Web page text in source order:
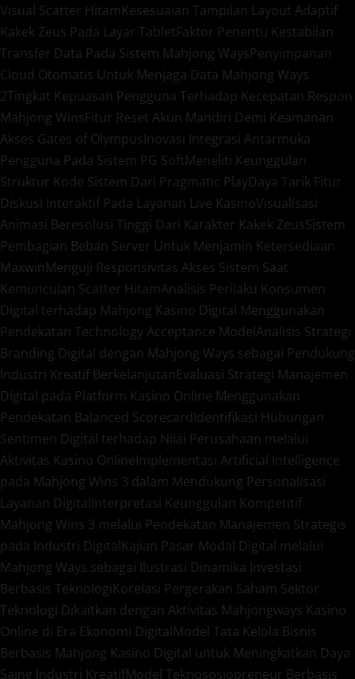
Visual Scatter HitamKesesuaian Tampilan Layout Adaptif
Kakek Zeus Pada Layar TabletFaktor Penentu Kestabilan
Transfer Data Pada Sistem Mahjong WaysPenyimpanan
Cloud Otomatis Untuk Menjaga Data Mahjong Ways
2Tingkat Kepuasan Pengguna Terhadap Kecepatan Respon
Mahjong WinsFitur Reset Akun Mandiri Demi Keamanan
Akses Gates of OlympusInovasi Integrasi Antarmuka
Pengguna Pada Sistem PG SoftMeneliti Keunggulan
Struktur Kode Sistem Dari Pragmatic PlayDaya Tarik Fitur
Diskusi Interaktif Pada Layanan Live KasinoVisualisasi
Animasi Beresolusi Tinggi Dari Karakter Kakek ZeusSistem
Pembagian Beban Server Untuk Menjamin Ketersediaan
MaxwinMenguji Responsivitas Akses Sistem Saat
Kemunculan Scatter HitamAnalisis Perilaku Konsumen
Digital terhadap Mahjong Kasino Digital Menggunakan
Pendekatan Technology Acceptance ModelAnalisis Strategi
Branding Digital dengan Mahjong Ways sebagai Pendukung
Industri Kreatif BerkelanjutanEvaluasi Strategi Manajemen
Digital pada Platform Kasino Online Menggunakan
Pendekatan Balanced ScorecardIdentifikasi Hubungan
Sentimen Digital terhadap Nilai Perusahaan melalui
Aktivitas Kasino OnlineImplementasi Artificial Intelligence
pada Mahjong Wins 3 dalam Mendukung Personalisasi
Layanan DigitalInterpretasi Keunggulan Kompetitif
Mahjong Wins 3 melalui Pendekatan Manajemen Strategis
pada Industri DigitalKajian Pasar Modal Digital melalui
Mahjong Ways sebagai Ilustrasi Dinamika Investasi
Berbasis TeknologiKorelasi Pergerakan Saham Sektor
Teknologi Dikaitkan dengan Aktivitas Mahjongways Kasino
Online di Era Ekonomi DigitalModel Tata Kelola Bisnis
Berbasis Mahjong Kasino Digital untuk Meningkatkan Daya
Saing Industri KreatifModel Teknososiopreneur Berbasis